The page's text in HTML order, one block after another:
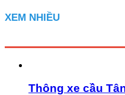
XEM NHIỀU
Thông xe cầu